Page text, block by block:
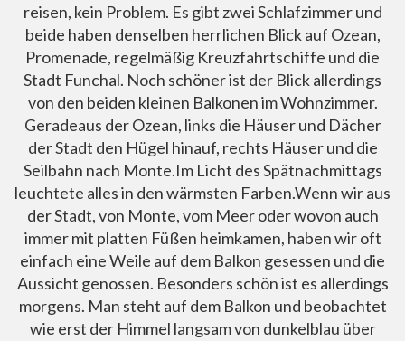
reisen, kein Problem. Es gibt zwei Schlafzimmer und
beide haben denselben herrlichen Blick auf Ozean,
Promenade, regelmäßig Kreuzfahrtschiffe und die
Stadt Funchal. Noch schöner ist der Blick allerdings
von den beiden kleinen Balkonen im Wohnzimmer.
Geradeaus der Ozean, links die Häuser und Dächer
der Stadt den Hügel hinauf, rechts Häuser und die
Seilbahn nach Monte.Im Licht des Spätnachmittags
leuchtete alles in den wärmsten Farben.Wenn wir aus
der Stadt, von Monte, vom Meer oder wovon auch
immer mit platten Füßen heimkamen, haben wir oft
einfach eine Weile auf dem Balkon gesessen und die
Aussicht genossen. Besonders schön ist es allerdings
morgens. Man steht auf dem Balkon und beobachtet
wie erst der Himmel langsam von dunkelblau über